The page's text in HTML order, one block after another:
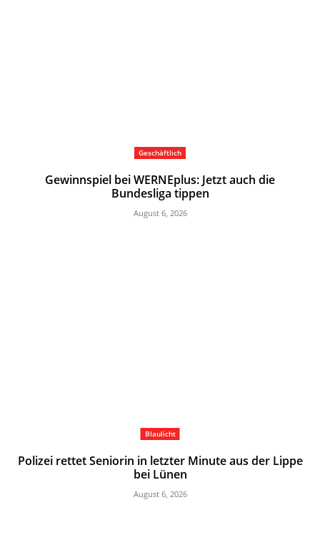
Geschäftlich
Gewinnspiel bei WERNEplus: Jetzt auch die
Bundesliga tippen
August 6, 2026
Blaulicht
Polizei rettet Seniorin in letzter Minute aus der Lippe
bei Lünen
August 6, 2026